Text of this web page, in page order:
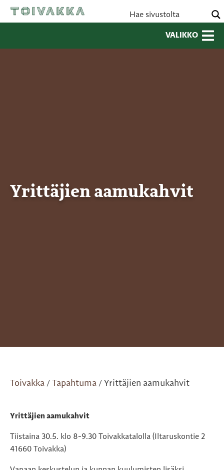
VALIKKO
Yrittäjien aamukahvit
Toivakka / Tapahtuma / Yrittäjien aamukahvit
Yrittäjien aamukahvit
Tiistaina 30.5. klo 8-9.30 Toivakkatalolla (Iltaruskontie 2
41660 Toivakka)